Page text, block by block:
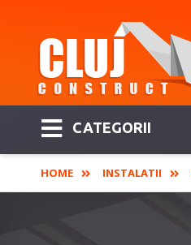
CATEGORII
HOME INSTALATII